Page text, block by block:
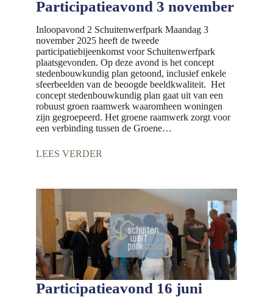
Participatieavond 3 november
Inloopavond 2 Schuitenwerfpark Maandag 3
november 2025 heeft de tweede
participatiebijeenkomst voor Schuitenwerfpark
plaatsgevonden. Op deze avond is het concept
stedenbouwkundig plan getoond, inclusief enkele
sfeerbeelden van de beoogde beeldkwaliteit. Het
concept stedenbouwkundig plan gaat uit van een
robuust groen raamwerk waaromheen woningen
zijn gegroepeerd. Het groene raamwerk zorgt voor
een verbinding tussen de Groene…
LEES VERDER
Participatieavond 16 juni